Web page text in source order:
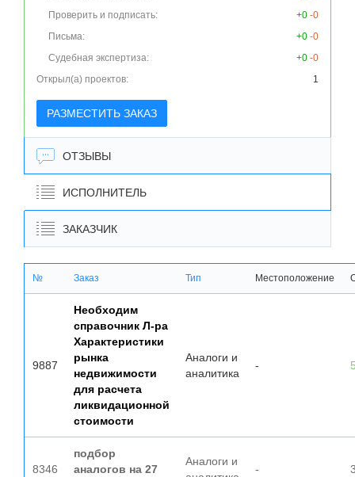
Проверить и подписать:
+0 -0
Письма:
+0 -0
Судебная экспертиза:
+0 -0
Открыл(а) проектов:
1
РАЗМЕСТИТЬ ЗАКАЗ
ОТЗЫВЫ
ИСПОЛНИТЕЛЬ
ЗАКАЗЧИК
№ Заказ Тип Местоположение
9887
Необходим
справочник Л-ра
Характеристики
рынка
недвижимости
для расчета
ликвидационной
стоимости
Аналоги и
аналитика
-
8346
подбор
аналогов на 27
Аналоги и
-